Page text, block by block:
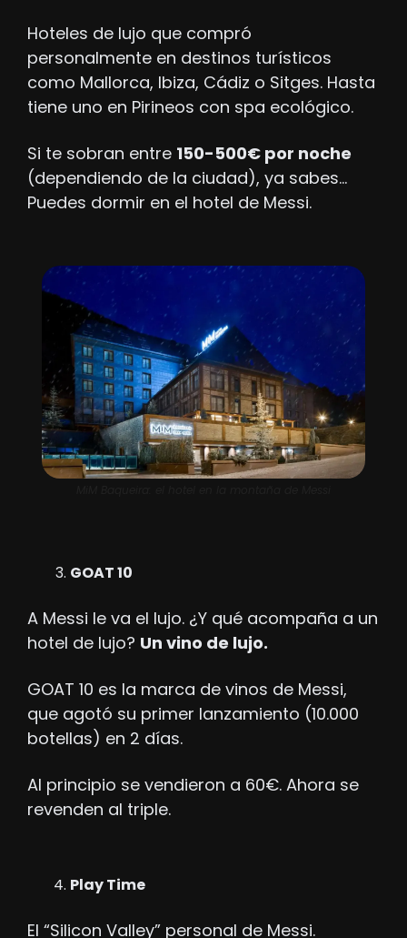
Hoteles de lujo que compró
personalmente en destinos turísticos
como Mallorca, Ibiza, Cádiz o Sitges. Hasta
tiene uno en Pirineos con spa ecológico.
Si te sobran entre 150-500€ por noche
(dependiendo de la ciudad), ya sabes…
Puedes dormir en el hotel de Messi.
GOAT 10
A Messi le va el lujo. ¿Y qué acompaña a un
hotel de lujo? Un vino de lujo.
GOAT 10 es la marca de vinos de Messi,
que agotó su primer lanzamiento (10.000
botellas) en 2 días.
Al principio se vendieron a 60€. Ahora se
revenden al triple.
Play Time
El “Silicon Valley” personal de Messi.